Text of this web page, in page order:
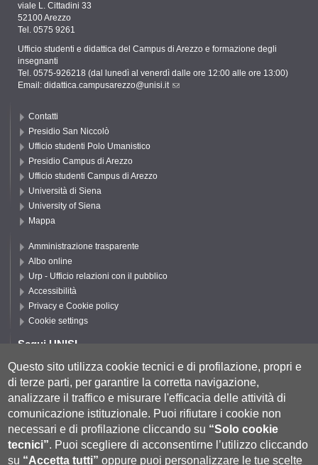
viale L. Cittadini 33
52100 Arezzo
Tel. 0575 9261
Ufficio studenti e didattica del Campus di Arezzo e formazione degli
insegnanti
Tel. 0575-926218 (dal lunedì al venerdì dalle ore 12:00 alle ore 13:00)
Email: didattica.campusarezzo@unisi.it
Contatti
Presidio San Niccolò
Ufficio studenti Polo Umanistico
Presidio Campus di Arezzo
Ufficio studenti Campus di Arezzo
Università di Siena
University of Siena
Mappa
Amministrazione trasparente
Albo online
Urp - Ufficio relazioni con il pubblico
Accessibilità
Privacy e Cookie policy
Cookie settings
Segui UNISI
Segui DFCLAM
Questo sito utilizza cookie tecnici e di profilazione, propri e
di terze parti, per garantire la corretta navigazione,
analizzare il traffico e misurare l'efficacia delle attività di
comunicazione istituzionale. Puoi rifiutare i cookie non
necessari e di profilazione cliccando su “Solo cookie
tecnici”. Puoi scegliere di acconsentirne l’utilizzo cliccando
su “Accetta tutti” oppure puoi personalizzare le tue scelte